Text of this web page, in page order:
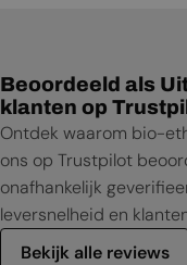
Beoordeeld als
klanten op
Ontdek waarom bio-
ons op Trustpilot
onafhankelijk
leversnelheid en
Bekijk alle reviews